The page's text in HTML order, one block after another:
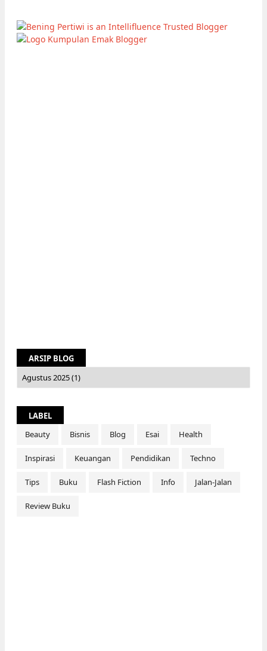
ARSIP BLOG
LABEL
Beauty
Bisnis Blog Esai Health
Inspirasi Keuangan Pendidikan Techno
Tips Buku Flash Fiction Info Jalan-Jalan
Review Buku